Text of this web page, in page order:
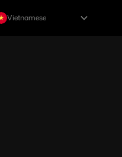
Vietnamese